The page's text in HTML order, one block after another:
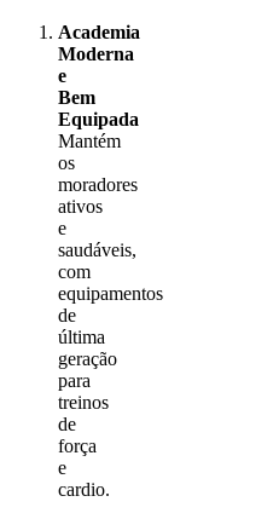
Academia
Moderna
e
Bem
Equipada
Mantém
os
moradores
ativos
e
saudáveis,
com
equipamentos
de
última
geração
para
treinos
de
força
e
cardio.